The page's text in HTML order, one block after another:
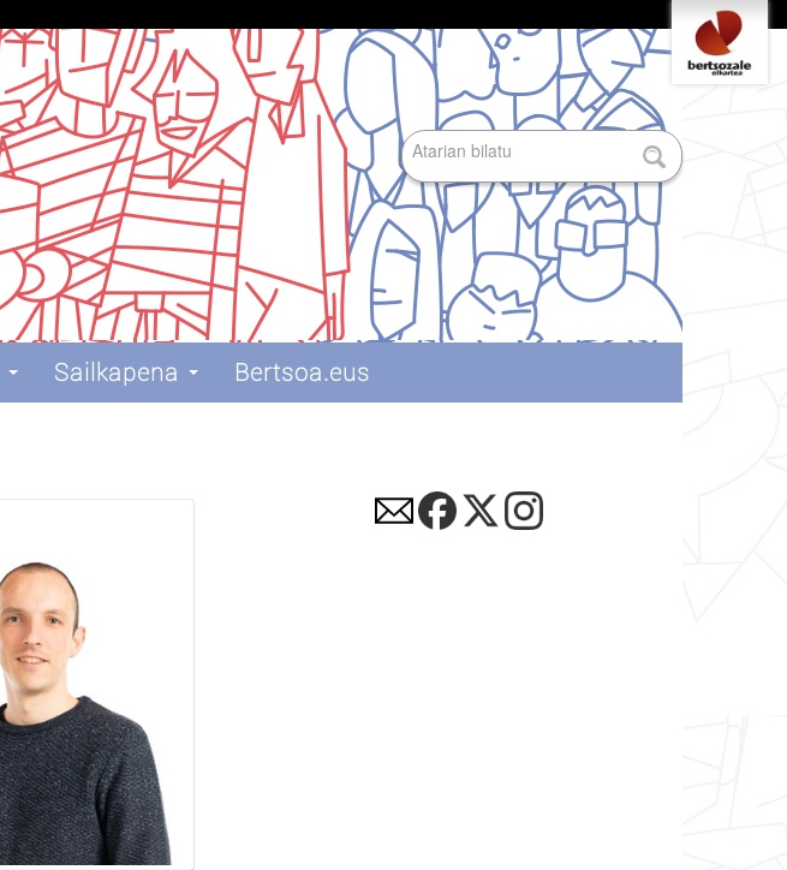
Tresna
pertsonalak
Bilatu atarian
Bilaketa
aurreratua…
Sailkapena Bertsoa.eus